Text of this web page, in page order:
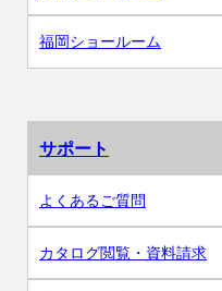
福岡ショールーム
サポート
よくあるご質問
カタログ閲覧・資料請求